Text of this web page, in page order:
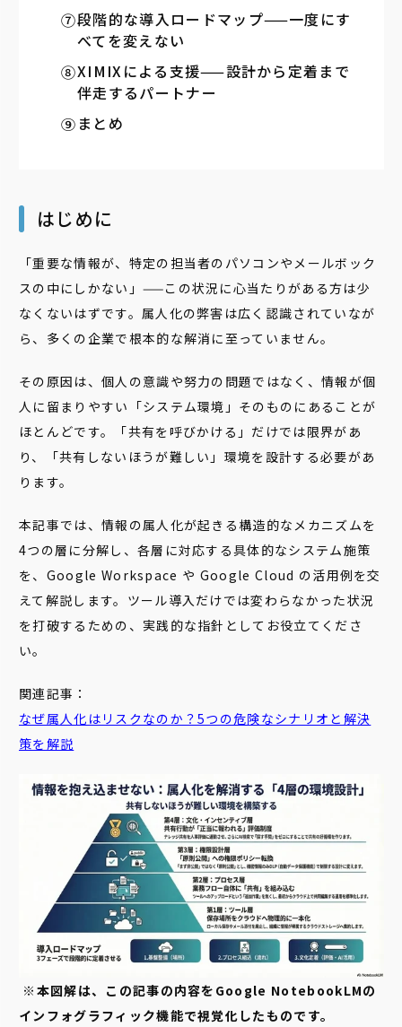
段階的な導入ロードマップ——一度にす
べてを変えない
XIMIXによる支援——設計から定着まで
伴走するパートナー
まとめ
はじめに
「重要な情報が、特定の担当者のパソコンやメールボック
スの中にしかない」——この状況に心当たりがある方は少
なくないはずです。属人化の弊害は広く認識されていなが
ら、多くの企業で根本的な解消に至っていません。
その原因は、個人の意識や努力の問題ではなく、情報が個
人に留まりやすい「システム環境」そのものにあることが
ほとんどです。「共有を呼びかける」だけでは限界があ
り、「共有しないほうが難しい」環境を設計する必要があ
ります。
本記事では、情報の属人化が起きる構造的なメカニズムを
4つの層に分解し、各層に対応する具体的なシステム施策
を、Google Workspace や Google Cloud の活用例を交
えて解説します。ツール導入だけでは変わらなかった状況
を打破するための、実践的な指針としてお役立てくださ
い。
関連記事：
なぜ属人化はリスクなのか？5つの危険なシナリオと解決
策を解説
※本図解は、この記事の内容をGoogle NotebookLMの
インフォグラフィック機能で視覚化したものです。